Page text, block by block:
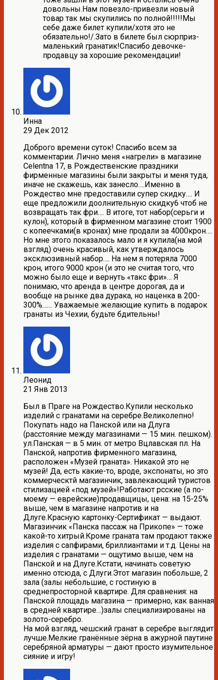
довольны.Нам повезло-привезли новый
товар так мы скупились по полной!!!!!Мы
себе даже билет купили/хотя это не
обязательно!/.Зато в билете был сюрприз-
маленький гранатик!Спасибо девочке-
продавцу за хорошие рекомендации!
Инна
29 Дек 2012
Доброго времени суток! Спасибо всем за
комментарии. Лично меня «нагрели» в магазине
Celentna 17, в Рождественские праздники
фирменные магазины были закрыты и меня туда,
иначе не скажешь, как занесло….Именно в
Рождество мне предоставили супер скидку…. И
еще предложили доолнительную скидку6 чтоб не
возвращать так фри…. В итоге, тот набор(серьги и
кулон), который в фирменном магазине стоит 1900
с копеечками(в кронах) мне продали за 4000крон….
Но мне этого показалось мало и я купила(на мой
взгляд) очень красивый, как утверждалось
эксклюзивный набор…. На нем я потеряла 7000
крон, итого 9000 крон (и это не считая того, что
можно было еще и вернуть «такс фри»… Я
понимаю, что аренда в центре дорогая, да и
вообще на рынке два дурака, но наценка в 200-
300%…… Уважаемые желающие купить в подарок
гранаты из Чехии, будьте бдительны!
Леонид
21 Янв 2013
Был в Праге на Рождество.Купили несколько
изделий с гранатами на серебре.Великолепно!
Покупать надо на Панской или на Длуга
(расстояние между магазинами — 15 мин. пешком).
ул.Панская — в 5 мин. от метро Вцлавская пл. На
Панской, напротив фирменного магазина,
расположен «Музей граната». Никакой это не
музей! Да, есть какие-то, вроде, экспонаты, но это
коммерческтй магазинчик, завлекающий туристов
стилизацией «под музей»!Работают рсские (а по-
моему — еврейские)продавщицы, цена: на 15-25%
выше, чем в магазине напротив и на
Длуге.Красную картонку-Сертификат — выдают.
Магазинчик «Панска пассаж на Прикопе» — тоже
какой-то хитрый.Кроме граната там продают также
изделия с сапфирами, бриллиантами и т.д. Цены на
изделия с гранатами — ощутимо выше, чем на
Панской и на Длуге.Кстати, начинать советую
именно отсюда, с Длуги.Этот магазин побольше, 2
зала (залы небольшие, с гостиную в
среднепросторной квартире. Для сравнения: на
Панской площадь магазина — примерно, как ванная
в средней квартире…)залы специализированы на
золото-серебро.
На мой взгляд, чешский гранат в серебре выглядит
лучше.Мелкие гранённые зёрна в ажурной паутине
серебряной арматуры — дают просто изумительное
сияние и игру!